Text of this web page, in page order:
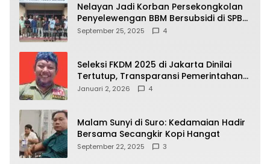
Nelayan Jadi Korban Persekongkolan
Penyelewengan BBM Bersubsidi di SPBU
64.78809 Teluk Batang
September 25, 2025 4
Seleksi FKDM 2025 di Jakarta Dinilai
Tertutup, Transparansi Pemerintahan
Pramono–Rano Dipertanyakan
Januari 2, 2026 4
Malam Sunyi di Suro: Kedamaian Hadir
Bersama Secangkir Kopi Hangat
September 22, 2025 3